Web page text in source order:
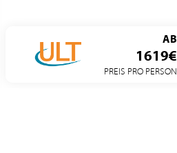
AB
1619€
PREIS PRO PERSON